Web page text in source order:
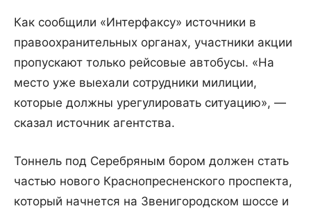
Как сообщили «Интерфаксу» источники в
правоохранительных органах, участники акции
пропускают только рейсовые автобусы. «На
место уже выехали сотрудники милиции,
которые должны урегулировать ситуацию», —
сказал источник агентства.
Тоннель под Серебряным бором должен стать
частью нового Краснопресненского проспекта,
который начнется на Звенигородском шоссе и